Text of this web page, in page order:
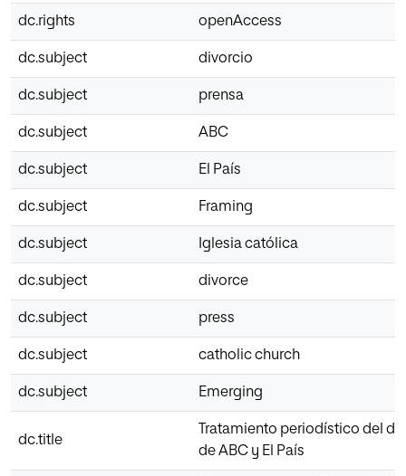
dc.rights openAccess
dc.subject divorcio
dc.subject prensa
dc.subject ABC
dc.subject El País
dc.subject Framing
dc.subject Iglesia católica
dc.subject divorce
dc.subject press
dc.subject catholic church
dc.subject Emerging
dc.title
Tratamiento periodístico del
de ABC y El País